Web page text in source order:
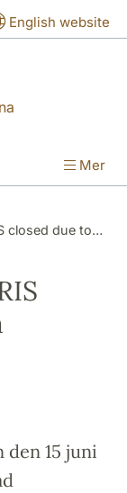
English website
Mer
to system upgrade
15 juni